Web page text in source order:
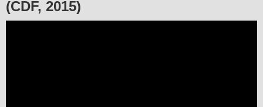
(CDF, 2015)